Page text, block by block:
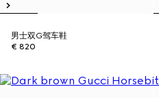
男士双G驾车鞋
€ 820